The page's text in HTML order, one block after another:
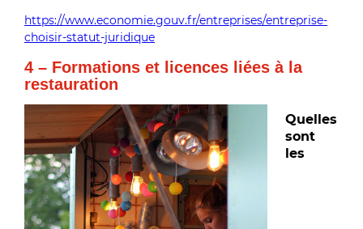
https://www.economie.gouv.fr/entreprises/entreprise-
choisir-statut-juridique
4 – Formations et licences liées à la
restauration
Quelles
sont
les